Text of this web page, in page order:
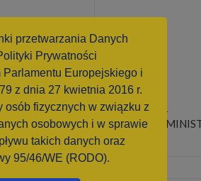
przetwarzania Danych
Prywatności
Parlamentu Europejskiego i
z dnia 27 kwietnia 2016 r.
osób fizycznych w związku z
osobowych i w sprawie
takich danych oraz
95/46/WE (RODO).
2026-06-11
AUTOR: